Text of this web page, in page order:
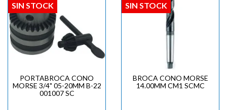
PORTABROCA CONO
MORSE 3/4" 05-20MM B-22
001007 SC
SIN STOCK
BROCA CONO MORSE
14.00MM CM1 SCMC
SIN STOCK